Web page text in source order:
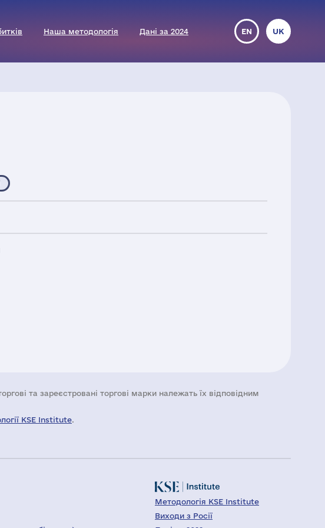
Наша методологія Дані за 2024 EN UK
та зареєстровані торгові марки належать їх відповідним
KSE Institute.
Методологія KSE Institute
Виходи з Росії